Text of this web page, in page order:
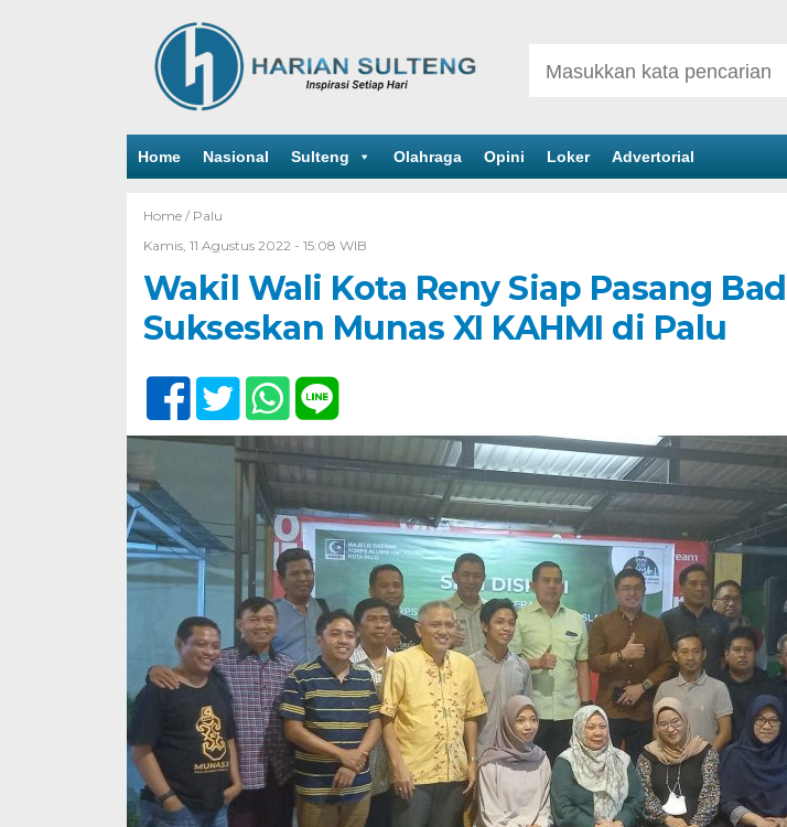
Home Nasional Sulteng Olahraga Opini Loker Advertorial
Home / Palu
Kamis, 11 Agustus 2022 - 15:08 WIB
Wakil Wali Kota Reny Siap Pasang
Sukseskan Munas XI KAHMI di Palu